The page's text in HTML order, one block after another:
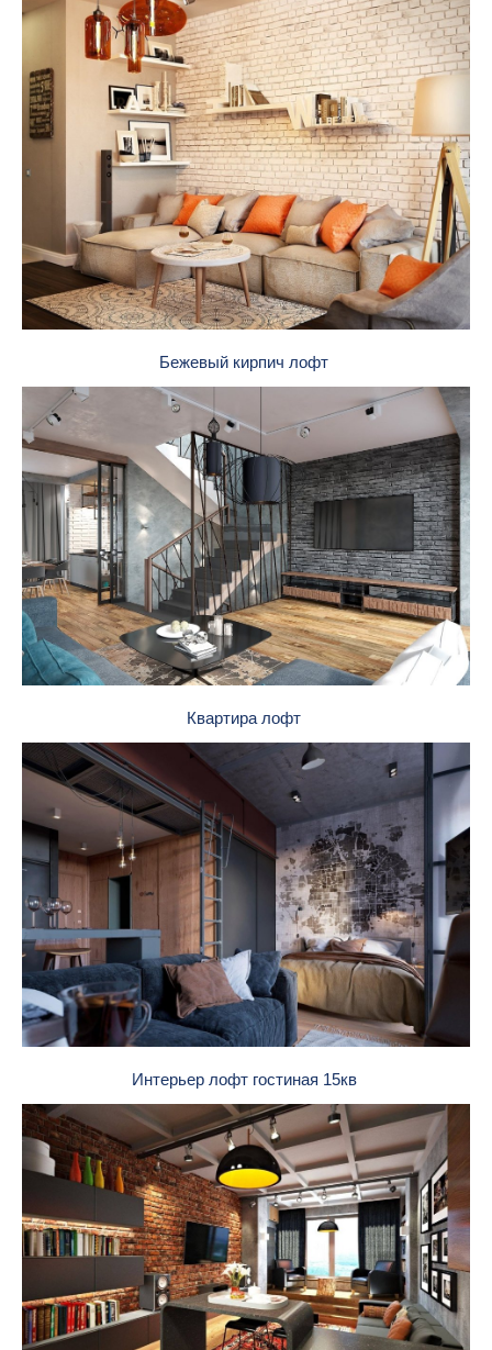
Бежевый кирпич лофт
Квартира лофт
Интерьер лофт гостиная 15кв